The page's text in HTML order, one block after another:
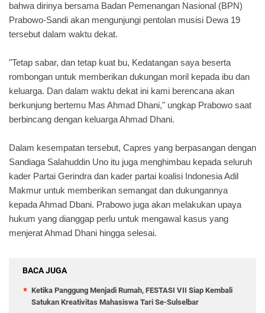
bahwa dirinya bersama Badan Pemenangan Nasional (BPN)
Prabowo-Sandi akan mengunjungi pentolan musisi Dewa 19
tersebut dalam waktu dekat.
"Tetap sabar, dan tetap kuat bu, Kedatangan saya beserta
rombongan untuk memberikan dukungan moril kepada ibu dan
keluarga. Dan dalam waktu dekat ini kami berencana akan
berkunjung bertemu Mas Ahmad Dhani," ungkap Prabowo saat
berbincang dengan keluarga Ahmad Dhani.
Dalam kesempatan tersebut, Capres yang berpasangan dengan
Sandiaga Salahuddin Uno itu juga menghimbau kepada seluruh
kader Partai Gerindra dan kader partai koalisi Indonesia Adil
Makmur untuk memberikan semangat dan dukungannya
kepada Ahmad Dbani. Prabowo juga akan melakukan upaya
hukum yang dianggap perlu untuk mengawal kasus yang
menjerat Ahmad Dhani hingga selesai.
BACA JUGA
Ketika Panggung Menjadi Rumah, FESTASI VII Siap Kembali
Satukan Kreativitas Mahasiswa Tari Se-Sulselbar